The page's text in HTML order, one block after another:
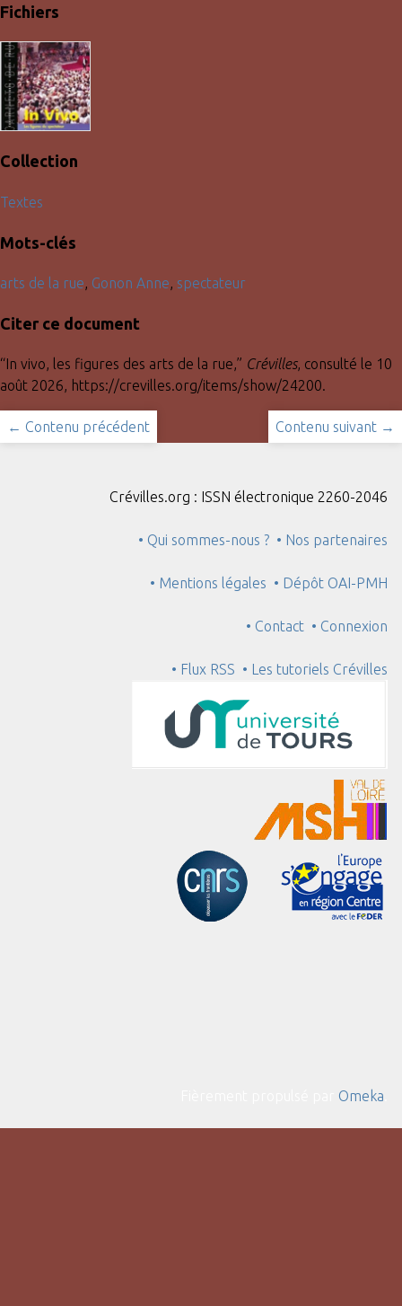
Fichiers
Collection
Textes
Mots-clés
arts de la rue, Gonon Anne, spectateur
Citer ce document
“In vivo, les figures des arts de la rue,” Crévilles, consulté le 10
août 2026, https://crevilles.org/items/show/24200.
← Contenu précédent Contenu suivant →
Crévilles.org : ISSN électronique 2260-2046
• Qui sommes-nous ? • Nos partenaires
• Mentions légales • Dépôt OAI-PMH
• Contact • Connexion
• Flux RSS • Les tutoriels Crévilles
Omeka